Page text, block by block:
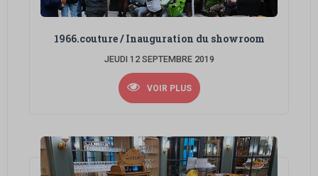
1966.couture / Inauguration du showroom
JEUDI 12 SEPTEMBRE 2019
VOIR PLUS